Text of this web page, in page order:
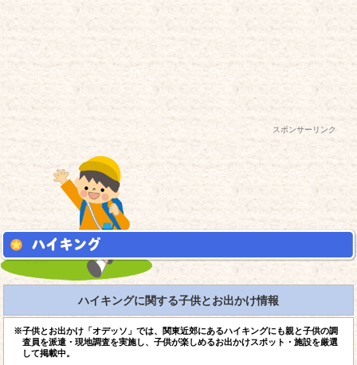
スポンサーリンク
ハイキングに関する子供とお出かけ情報
※子供とお出かけ「オデッソ」では、関東近郊にあるハイキングにも親と子供の調
査員を派遣・現地調査を実施し、子供が楽しめるお出かけスポット・施設を厳選
して掲載中。